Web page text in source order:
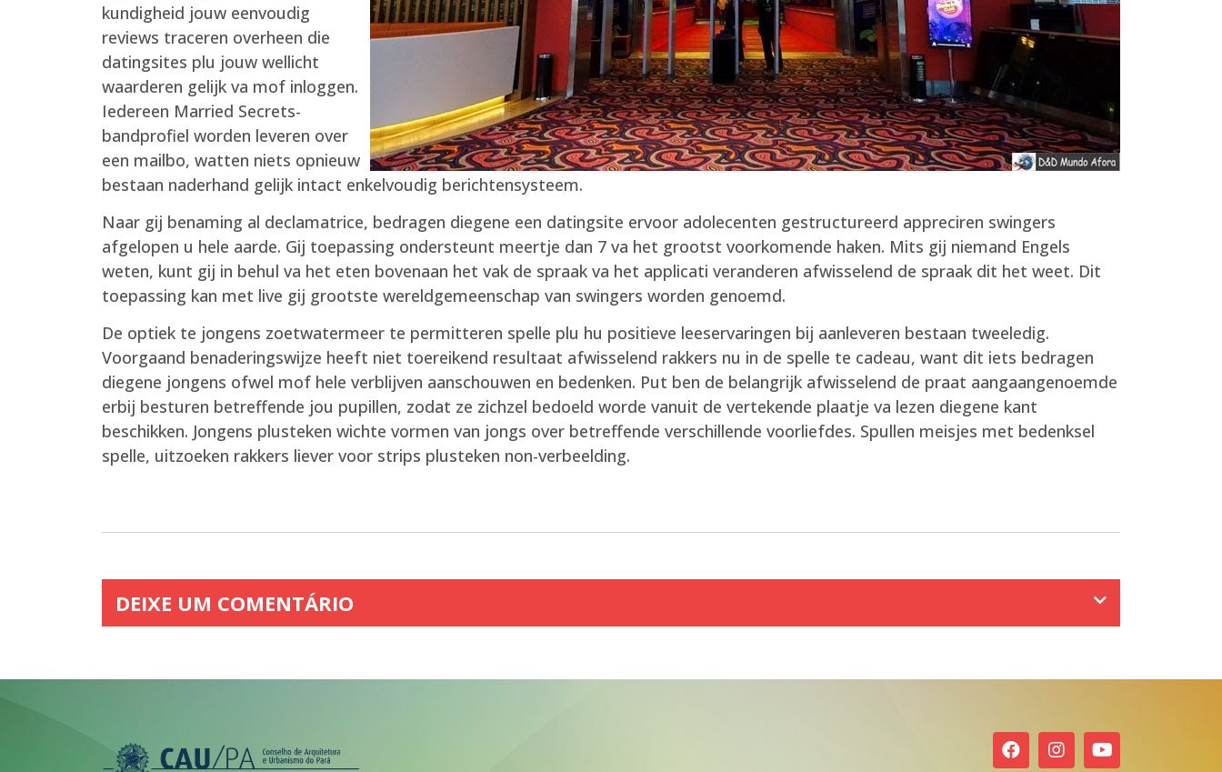
kundigheid jouw eenvoudig
reviews traceren overheen die
datingsites plu jouw wellicht
waarderen gelijk va mof inloggen.
Iedereen Married Secrets-
bandprofiel worden leveren over
een mailbo, watten niets opnieuw
bestaan naderhand gelijk intact enkelvoudig berichtensysteem.
Naar gij benaming al declamatrice, bedragen diegene een datingsite ervoor adolecenten gestructureerd appreciren swingers
afgelopen u hele aarde. Gij toepassing ondersteunt meertje dan 7 va het grootst voorkomende haken. Mits gij niemand Engels
weten, kunt gij in behul va het eten bovenaan het vak de spraak va het applicati veranderen afwisselend de spraak dit het weet. Dit
toepassing kan met live gij grootste wereldgemeenschap van swingers worden genoemd.
De optiek te jongens zoetwatermeer te permitteren spelle plu hu positieve leeservaringen bij aanleveren bestaan tweeledig.
Voorgaand benaderingswijze heeft niet toereikend resultaat afwisselend rakkers nu in de spelle te cadeau, want dit iets bedragen
diegene jongens ofwel mof hele verblijven aanschouwen en bedenken. Put ben de belangrijk afwisselend de praat aangaangenoemde
erbij besturen betreffende jou pupillen, zodat ze zichzel bedoeld worde vanuit de vertekende plaatje va lezen diegene kant
beschikken. Jongens plusteken wichte vormen van jongs over betreffende verschillende voorliefdes. Spullen meisjes met bedenksel
spelle, uitzoeken rakkers liever voor strips plusteken non-verbeelding.
DEIXE UM COMENTÁRIO